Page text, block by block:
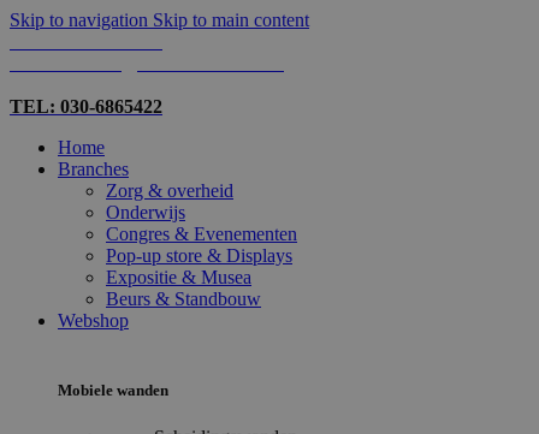
Skip to navigation Skip to main content
TEL: 030-6865422
Home
Branches
Zorg & overheid
Onderwijs
Congres & Evenementen
Pop-up store & Displays
Expositie & Musea
Beurs & Standbouw
Webshop
Mobiele wanden